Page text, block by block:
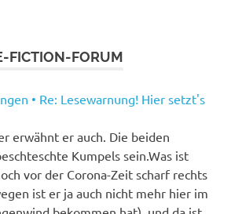
FICTION-FORUM
• Re: Lesewarnung! Hier setzt's
erwähnt er auch. Die beiden
Kumpels sein.Was ist
vor der Corona-Zeit scharf rechts
ist er ja auch nicht mehr hier im